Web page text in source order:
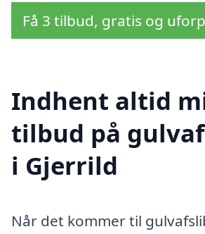
Få 3 tilbud, gratis og
Indhent altid
tilbud på
i Gjerrild
Når det kommer til